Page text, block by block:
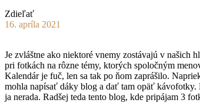
Zdieľať
16. apríla 2021
Je zvláštne ako niektoré vnemy zostávajú v našich
pri fotkách na rôzne témy, ktorých spoločným
Kalendár je fuč, len sa tak po ňom zaprášilo.
mohla napísať dáky blog a dať tam opäť kávofotky.
ja nerada. Radšej teda tento blog, kde pripájam 3